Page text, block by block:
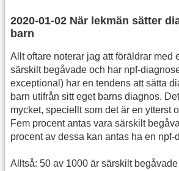
2020-01-02 När lekmän sätter
barn
Allt oftare noterar jag att föräldrar med
särskilt begåvade och har npf-
exceptional) har en tendens att sätta
barn utifrån sitt eget barns diagnos.
mycket, speciellt som det är en ytterst
Fem procent antas vara särskilt
procent av dessa kan antas ha en npf-
Alltså: 50 av 1000 är särskilt